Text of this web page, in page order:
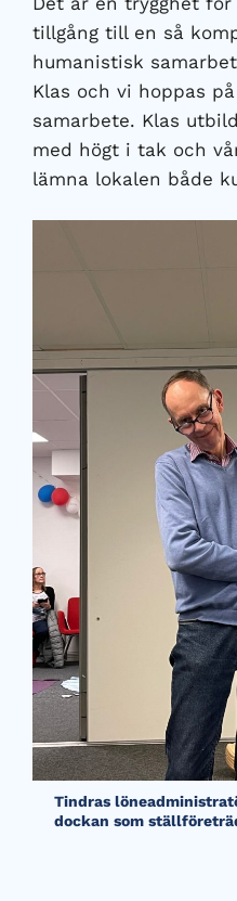
tillgång till en så
humanistisk
Klas och vi hoppas
samarbete. Klas
med högt i tak och
lämna lokalen både
Tindras
dockan som